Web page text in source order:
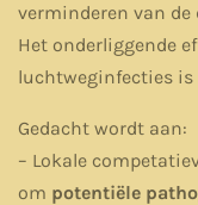
verminderen van
Het onderliggende
luchtweginfecties is
Gedacht wordt aan:
– Lokale
om potentiële